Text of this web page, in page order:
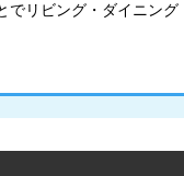
でリビング・ダイニング